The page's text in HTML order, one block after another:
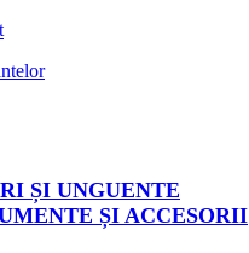
ȘI UNGUENTE
ȘI ACCESORII